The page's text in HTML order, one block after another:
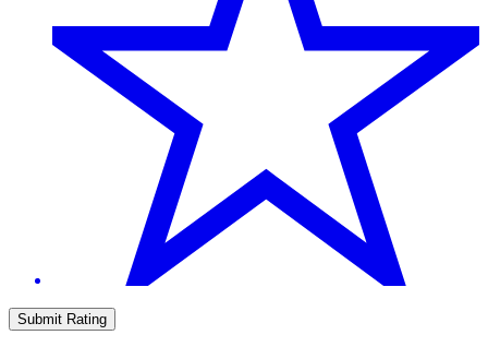
Submit Rating